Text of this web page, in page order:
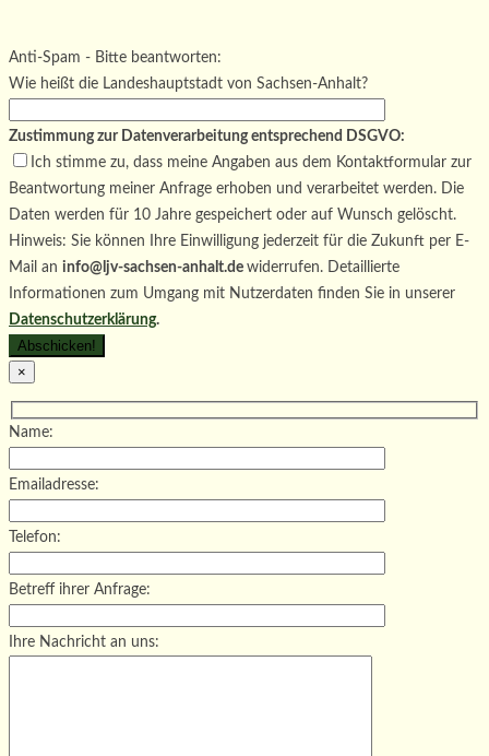
Bitte lasse dieses Feld leer.
Anti-Spam - Bitte beantworten:
Wie heißt die Landeshauptstadt von Sachsen-Anhalt?
Zustimmung zur Datenverarbeitung entsprechend DSGVO:
Ich stimme zu, dass meine Angaben aus dem Kontaktformular zur
Beantwortung meiner Anfrage erhoben und verarbeitet werden. Die
Daten werden für 10 Jahre gespeichert oder auf Wunsch gelöscht.
Hinweis: Sie können Ihre Einwilligung jederzeit für die Zukunft per E-
Mail an info@ljv-sachsen-anhalt.de widerrufen. Detaillierte
Informationen zum Umgang mit Nutzerdaten finden Sie in unserer
Datenschutzerklärung.
×
Name:
Emailadresse:
Telefon:
Betreff ihrer Anfrage:
Ihre Nachricht an uns: